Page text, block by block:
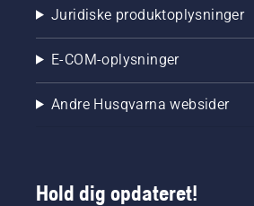
Juridiske produktoplysninger
E-COM-oplysninger
Andre Husqvarna websider
Hold dig opdateret!